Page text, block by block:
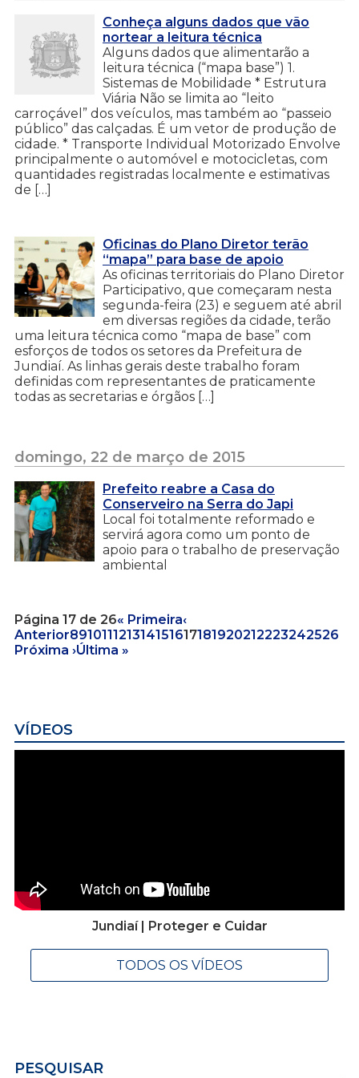
Conheça alguns dados que vão
nortear a leitura técnica
Alguns dados que alimentarão a
leitura técnica (“mapa base”) 1.
Sistemas de Mobilidade * Estrutura
Viária Não se limita ao “leito
carroçável” dos veículos, mas também ao “passeio
público” das calçadas. É um vetor de produção de
cidade. * Transporte Individual Motorizado Envolve
principalmente o automóvel e motocicletas, com
quantidades registradas localmente e estimativas
de […]
Oficinas do Plano Diretor terão
“mapa” para base de apoio
As oficinas territoriais do Plano Diretor
Participativo, que começaram nesta
segunda-feira (23) e seguem até abril
em diversas regiões da cidade, terão
uma leitura técnica como “mapa de base” com
esforços de todos os setores da Prefeitura de
Jundiaí. As linhas gerais deste trabalho foram
definidas com representantes de praticamente
todas as secretarias e órgãos […]
domingo, 22 de março de 2015
Prefeito reabre a Casa do
Conserveiro na Serra do Japi
Local foi totalmente reformado e
servirá agora como um ponto de
apoio para o trabalho de preservação
ambiental
Página 17 de 26« Primeira‹
Anterior891011121314151617181920212223242526
Próxima ›Última »
VÍDEOS
Jundiaí | Proteger e Cuidar
TODOS OS VÍDEOS
PESQUISAR